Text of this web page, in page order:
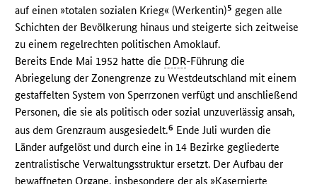
auf einen »totalen sozialen Krieg« (Werkentin)5 gegen alle
Schichten der Bevölkerung hinaus und steigerte sich zeitweise
zu einem regelrechten politischen Amoklauf.
Bereits Ende Mai 1952 hatte die DDR-Führung die
Abriegelung der Zonengrenze zu Westdeutschland mit einem
gestaffelten System von Sperrzonen verfügt und anschließend
Personen, die sie als politisch oder sozial unzuverlässig ansah,
aus dem Grenzraum ausgesiedelt.6 Ende Juli wurden die
Länder aufgelöst und durch eine in 14 Bezirke gegliederte
zentralistische Verwaltungsstruktur ersetzt. Der Aufbau der
bewaffneten Organe, insbesondere der als »Kasernierte